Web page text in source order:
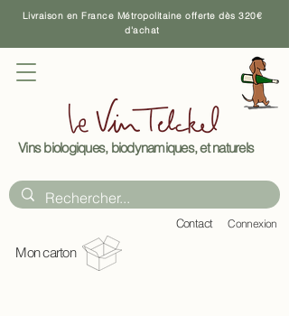
Livraison en France Métropolitaine offerte dès 320€
d'achat
Vins biologiques, biodynamiques, et naturels
Mon carton
Contact Connexion